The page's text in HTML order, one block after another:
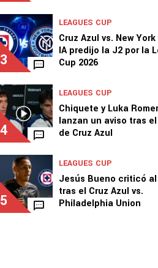
3
LEAGUES CUP
Cruz Azul vs. New
IA predijo la J2 por la
Cup 2026
4
LEAGUES CUP
Chiquete y Luka
lanzan un aviso tras
de Cruz Azul
5
LEAGUES CUP
Jesús Bueno criticó al
tras el Cruz Azul vs.
Philadelphia Union